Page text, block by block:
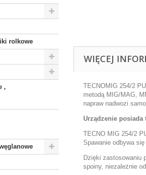
rolkowe
,
WIĘCEJ
TECNOMIG 254/2
metodą MIG/MAG,
napraw nadwozi
Urządzenie posiada
TECNO MIG 254/2
Spawanie odbywa
Dzięki zastosowaniu
spoiny, niezależnie